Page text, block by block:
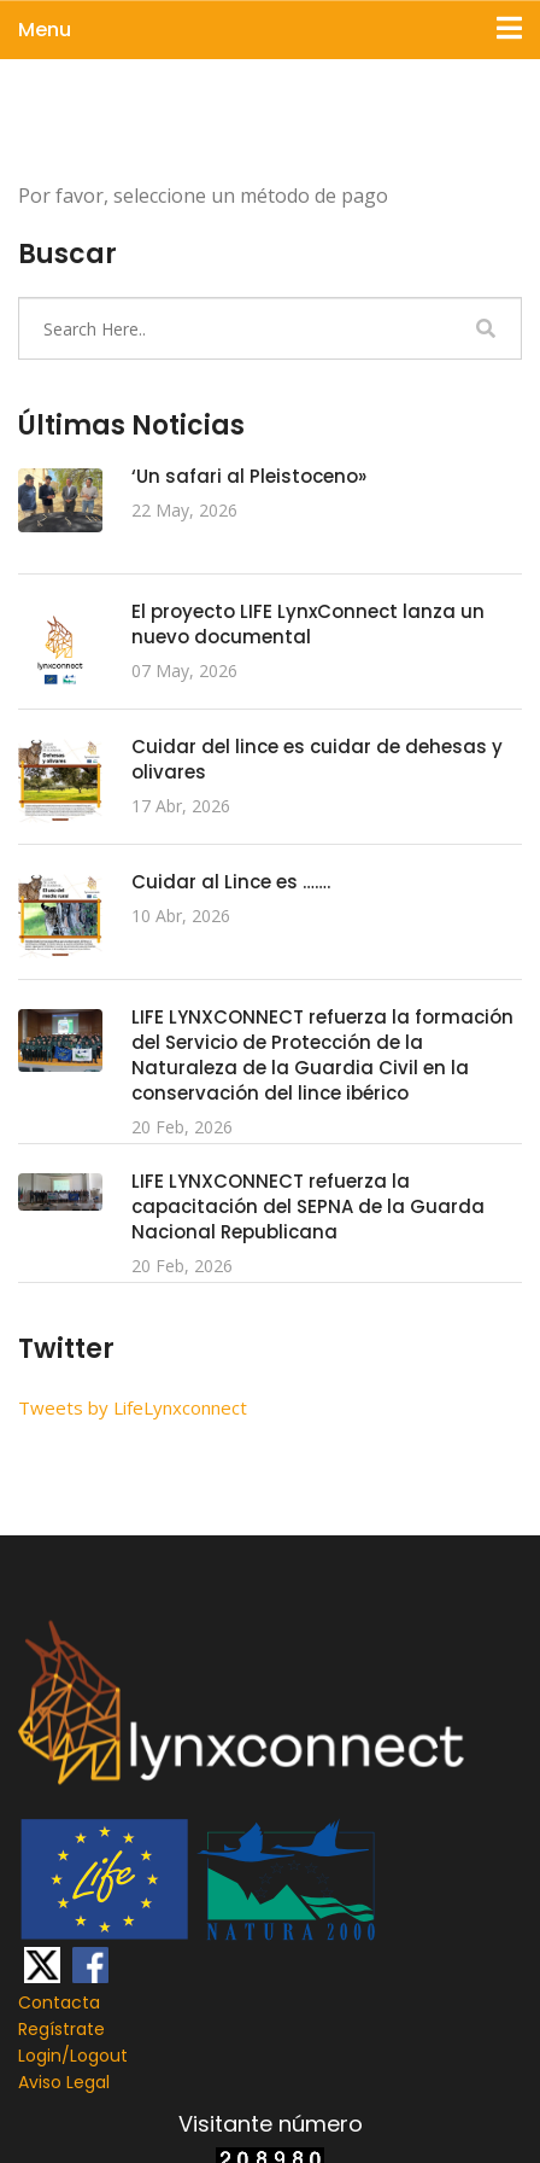
Menu
Por favor, seleccione un método de pago
Buscar
Últimas Noticias
‘Un safari al Pleistoceno»
22 May, 2026
El proyecto LIFE LynxConnect lanza un
nuevo documental
07 May, 2026
Cuidar del lince es cuidar de dehesas y
olivares
17 Abr, 2026
Cuidar al Lince es …….
10 Abr, 2026
LIFE LYNXCONNECT refuerza la formación
del Servicio de Protección de la
Naturaleza de la Guardia Civil en la
conservación del lince ibérico
20 Feb, 2026
LIFE LYNXCONNECT refuerza la
capacitación del SEPNA de la Guarda
Nacional Republicana
20 Feb, 2026
Twitter
Tweets by LifeLynxconnect
Contacta
Regístrate
Login/Logout
Aviso Legal
Visitante número